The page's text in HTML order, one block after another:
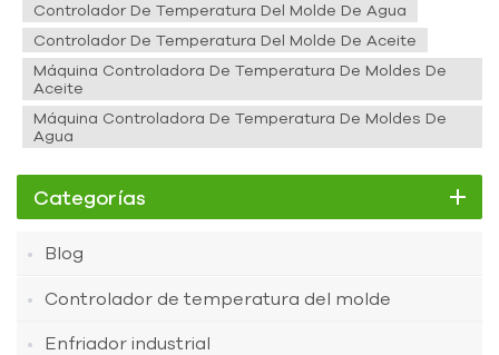
Controlador De Temperatura Del Molde De Agua
Controlador De Temperatura Del Molde De Aceite
Máquina Controladora De Temperatura De Moldes De
Aceite
Máquina Controladora De Temperatura De Moldes De
Agua
Categorías
Blog
Controlador de temperatura del molde
Enfriador industrial